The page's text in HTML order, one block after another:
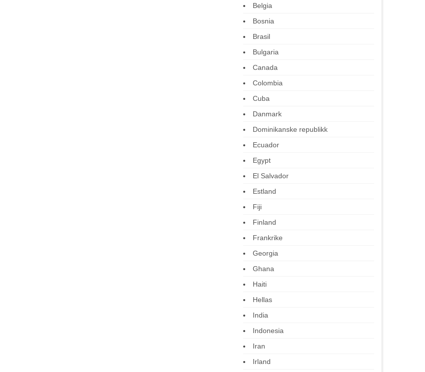
Belgia
Bosnia
Brasil
Bulgaria
Canada
Colombia
Cuba
Danmark
Dominikanske republikk
Ecuador
Egypt
El Salvador
Estland
Fiji
Finland
Frankrike
Georgia
Ghana
Haiti
Hellas
India
Indonesia
Iran
Irland